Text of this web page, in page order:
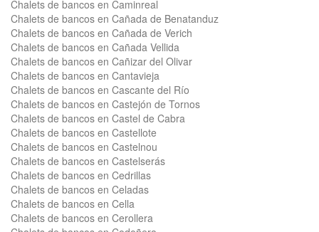
Chalets de bancos en Caminreal
Chalets de bancos en Cañada de Benatanduz
Chalets de bancos en Cañada de Verich
Chalets de bancos en Cañada Vellida
Chalets de bancos en Cañizar del Olivar
Chalets de bancos en Cantavieja
Chalets de bancos en Cascante del Río
Chalets de bancos en Castejón de Tornos
Chalets de bancos en Castel de Cabra
Chalets de bancos en Castellote
Chalets de bancos en Castelnou
Chalets de bancos en Castelserás
Chalets de bancos en Cedrillas
Chalets de bancos en Celadas
Chalets de bancos en Cella
Chalets de bancos en Cerollera